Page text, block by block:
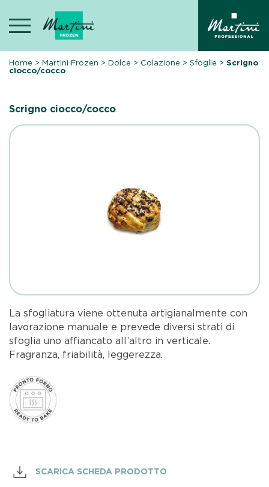
content
Home >Martini Frozen >Dolce > Colazione >Sfoglie >Scrigno
ciocco/cocco
Scrigno ciocco/cocco
La sfogliatura viene ottenuta artigianalmente con
lavorazione manuale e prevede diversi strati di
sfoglia uno affiancato all’altro in verticale.
Fragranza, friabilità, leggerezza.
SCARICA SCHEDA PRODOTTO